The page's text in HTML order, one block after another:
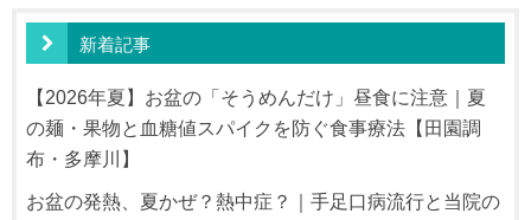
新着記事
【2026年夏】お盆の「そうめんだけ」昼食に注意｜夏
の麺・果物と血糖値スパイクを防ぐ食事療法【田園調
布・多摩川】
お盆の発熱、夏かぜ？熱中症？｜手足口病流行と当院の